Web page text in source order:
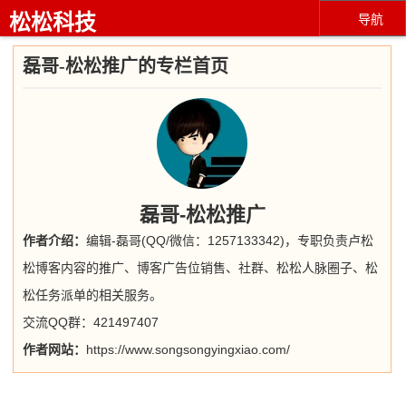
导航
松松科技
磊哥-松松推广的专栏首页
磊哥-松松推广
作者介绍：编辑-磊哥(QQ/微信：1257133342)，专职负责卢松
松博客内容的推广、博客广告位销售、社群、松松人脉圈子、松
松任务派单的相关服务。
交流QQ群：421497407
作者网站： https://www.songsongyingxiao.com/